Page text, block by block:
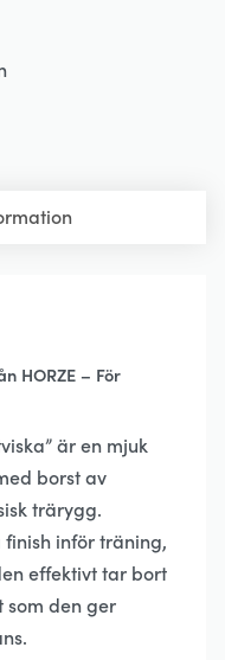
HORZE – För
är en mjuk
borst av
trärygg.
finish inför träning,
effektivt tar bort
som den ger